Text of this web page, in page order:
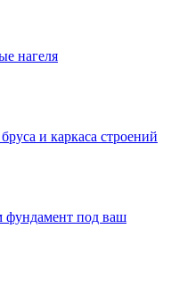
нагеля
и каркаса строений
фундамент под ваш